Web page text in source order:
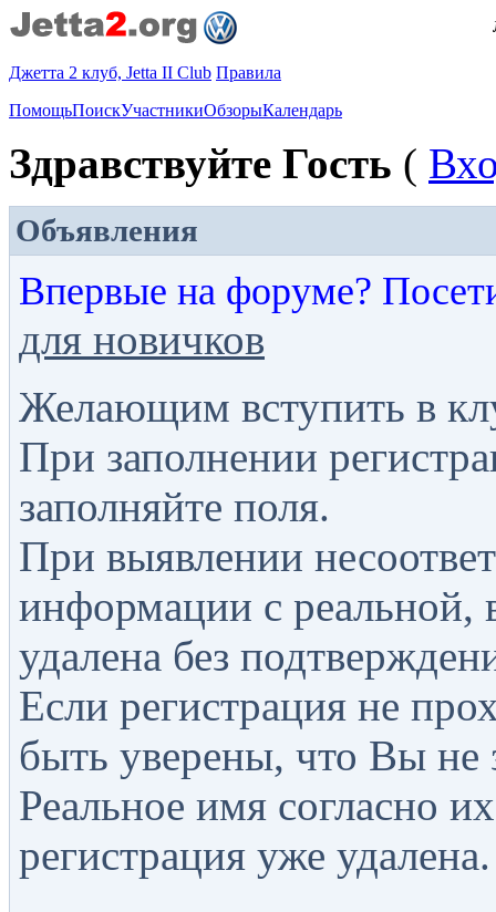
Джетта 2 клуб, Jetta II Club Правила
ПомощьПоискУчастникиОбзорыКалендарь
Здравствуйте Гость (
Объявления
Впервые на форуме?
для новичков
Желающим вступить в
При заполнении
заполняйте поля.
При выявлении
информации с реальной,
удалена без
Если регистрация не
быть уверены, что Вы не
Реальное имя согласно
регистрация уже удалена.